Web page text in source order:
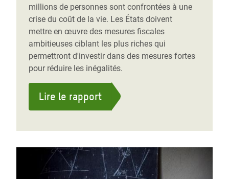
millions de personnes sont confrontées à une
crise du coût de la vie. Les États doivent
mettre en œuvre des mesures fiscales
ambitieuses ciblant les plus riches qui
permettront d'investir dans des mesures fortes
pour réduire les inégalités.
Lire le rapport